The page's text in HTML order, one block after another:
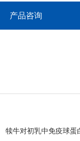
产品咨询
犊牛对初乳中免疫球蛋